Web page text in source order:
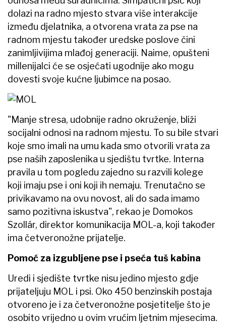
dolazi na radno mjesto stvara više interakcije
između djelatnika, a otvorena vrata za pse na
radnom mjestu također uredske poslove čini
zanimljivijima mlađoj generaciji. Naime, opušteni
millenijalci će se osjećati ugodnije ako mogu
dovesti svoje kućne ljubimce na posao.
"Manje stresa, udobnije radno okruženje, bliži
socijalni odnosi na radnom mjestu. To su bile stvari
koje smo imali na umu kada smo otvorili vrata za
pse naših zaposlenika u sjedištu tvrtke. Interna
pravila u tom pogledu zajedno su razvili kolege
koji imaju pse i oni koji ih nemaju. Trenutačno se
privikavamo na ovu novost, ali do sada imamo
samo pozitivna iskustva", rekao je Domokos
Szollár, direktor komunikacija MOL-a, koji također
ima četveronožne prijatelje.
Pomoć za izgubljene pse i pseća tuš kabina
Uredi i sjedište tvrtke nisu jedino mjesto gdje
prijateljuju MOL i psi. Oko 450 benzinskih postaja
otvoreno je i za četveronožne posjetitelje što je
osobito vrijedno u ovim vrućim ljetnim mjesecima.